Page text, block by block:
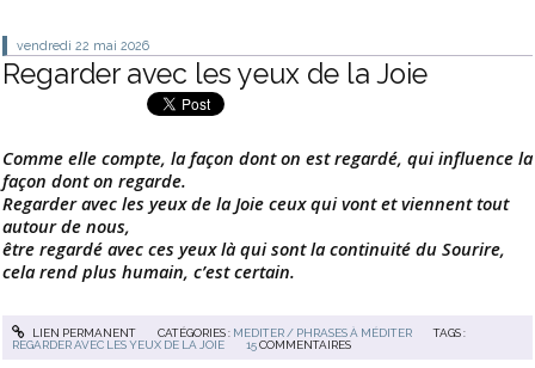
vendredi 22 mai 2026
Regarder avec les yeux de la Joie
Comme elle compte, la façon dont on est regardé, qui influence la
façon dont on regarde.
Regarder avec les yeux de la Joie ceux qui vont et viennent tout
autour de nous,
être regardé avec ces yeux là qui sont la continuité du Sourire,
cela rend plus humain, c’est certain.
LIEN PERMANENT CATÉGORIES : MEDITER / PHRASES À MÉDITER
TAGS :
REGARDER AVEC LES YEUX DE LA JOIE
15 COMMENTAIRES